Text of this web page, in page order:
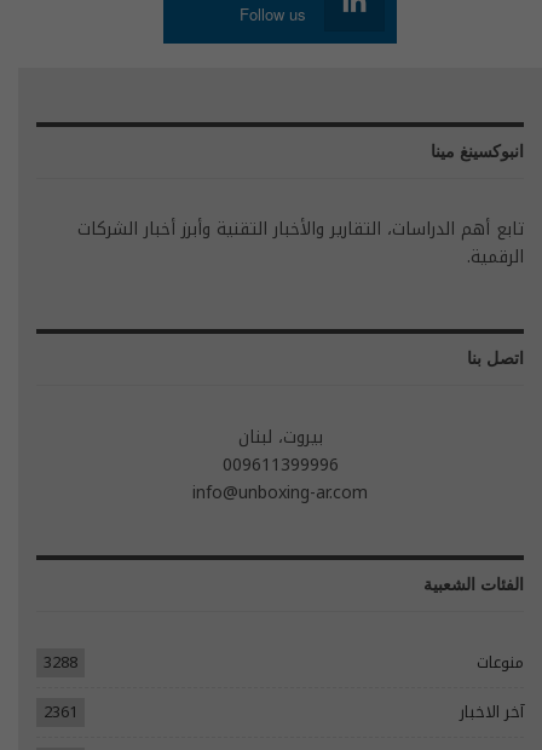
Follow us
انبوكسينغ مينا
تابع أهم الدراسات، التقارير والأخبار التقنية وأبرز أخبار الشركات
الرقمية.
اتصل بنا
بيروت، لبنان
009611399996
info@unboxing-ar.com
الفئات الشعبية
منوعات
3288
آخر الاخبار
2361